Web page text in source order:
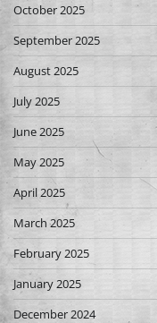
October 2025
September 2025
August 2025
July 2025
June 2025
May 2025
April 2025
March 2025
February 2025
January 2025
December 2024